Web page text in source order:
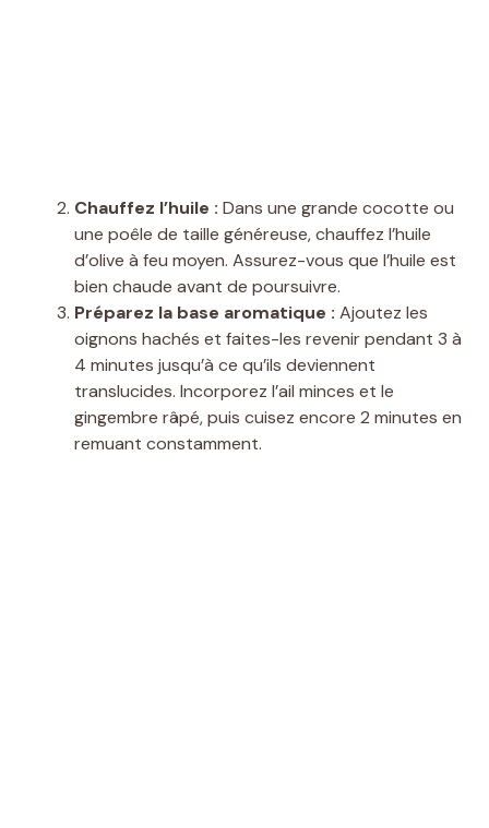
Chauffez l’huile : Dans une grande cocotte ou
une poêle de taille généreuse, chauffez l’huile
d’olive à feu moyen. Assurez-vous que l’huile est
bien chaude avant de poursuivre.
Préparez la base aromatique : Ajoutez les
oignons hachés et faites-les revenir pendant 3 à
4 minutes jusqu’à ce qu’ils deviennent
translucides. Incorporez l’ail minces et le
gingembre râpé, puis cuisez encore 2 minutes en
remuant constamment.